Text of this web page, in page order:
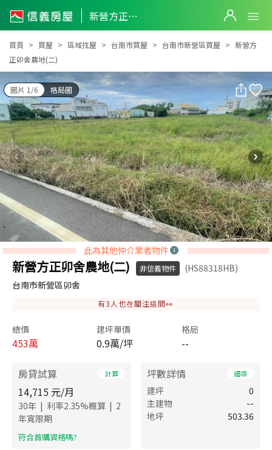
新營方正卯舍農地(二)
新營方正卯舍農地(二)
首頁 買屋 區域找屋 台南市買屋 台南市新營區買屋
新營方
正卯舍農地(二)
圖片 1/6 格局圖
此為其他仲介業者物件
新營方正卯舍農地(二) 非信義物件
(HS88318HB)
台南市新營區卯舍
有3 人也在關注這間👀
總價
453萬
建坪單價
0.9萬/坪
格局
--
房貸試算 計算
14,715 元/月
30年 | 利率2.35%概算 | 2
年寬限期
​符合首購資格嗎?
坪數詳情 細項
建坪
0
主建物
--
地坪
503.36